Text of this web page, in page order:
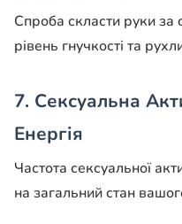
Спроба скласти руки
рівень гнучкості та
7. Сексуальна
Енергія
Частота сексуальної
на загальний стан